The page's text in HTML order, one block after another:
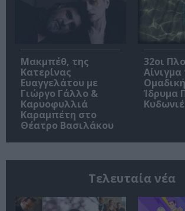
Μακμπέθ, της
Κατερίνας
Ευαγγελάτου με
Γιώργο Γάλλο &
Καρυοφυλλιά
Καραμπέτη στο
Θέατρο Βασιλάκου
32οι
Αίνιγμα
Ίδρυμα
Τελευταία νέα